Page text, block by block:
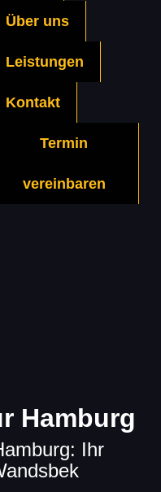
Über uns
Leistungen
Kontakt
Termin
vereinbaren
Hamburg
Ihr